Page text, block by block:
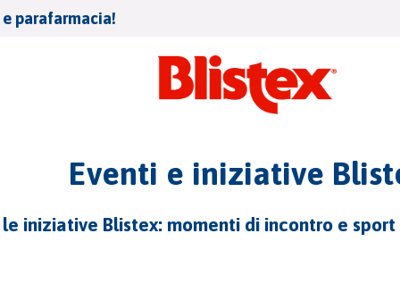
parafarmacia!
Eventi e iniziative
iniziative Blistex: momenti di incontro e